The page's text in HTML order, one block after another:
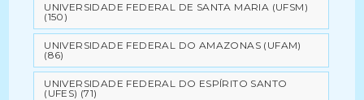
UNIVERSIDADE FEDERAL DE SANTA MARIA (UFSM)
(150)
UNIVERSIDADE FEDERAL DO AMAZONAS (UFAM)
(86)
UNIVERSIDADE FEDERAL DO ESPÍRITO SANTO
(UFES) (71)